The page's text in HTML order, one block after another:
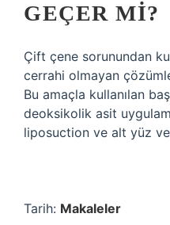
GEÇER MI?
Çift çene sorunundan
cerrahi olmayan
Bu amaçla kullanılan
deoksikolik asit
liposuction ve alt yüz
Tarih: Makaleler